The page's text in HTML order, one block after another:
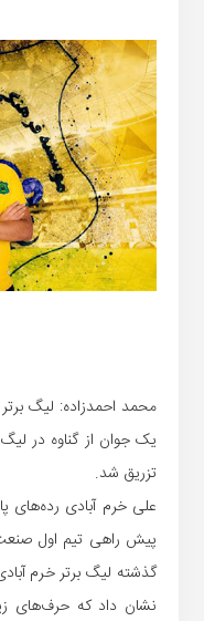
محمد احمدزاده: لیگ
یک جوان از گناوه در لیگ
تزریق شد.
علی خرم آبادی رده‌های
پیش راهی تیم اول
گذشته لیگ برتر خرم
نشان داد که حرف‌های